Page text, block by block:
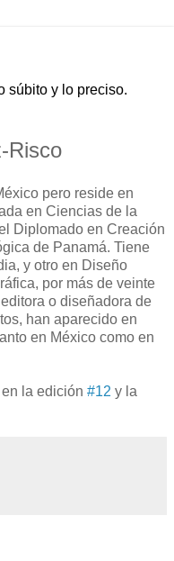
súbito y lo preciso.
Risco
pero reside en
en Ciencias de la
Diplomado en Creación
de Panamá. Tiene
y otro en Diseño
por más de veinte
o diseñadora de
han aparecido en
en México como en
la edición #12 y la